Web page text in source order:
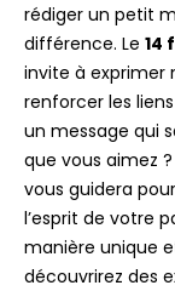
rédiger un petit
différence. Le 14
invite à exprimer
renforcer les
un message qui
que vous aimez
vous guidera
l’esprit de votre
manière unique
découvrirez des